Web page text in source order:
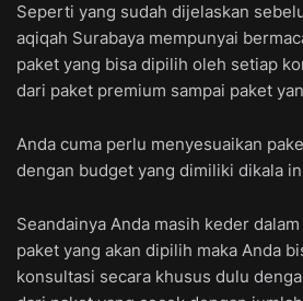
Seperti yang sudah dijelaskan
aqiqah Surabaya mempunyai
paket yang bisa dipilih oleh setiap
dari paket premium sampai paket
Anda cuma perlu menyesuaikan
dengan budget yang dimiliki dikala
Seandainya Anda masih keder
paket yang akan dipilih maka Anda
konsultasi secara khusus dulu